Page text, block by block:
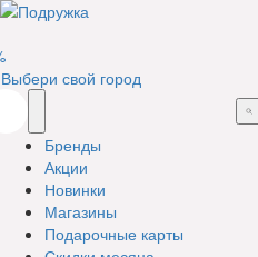
Выбери свой город
Бренды
Акции
Новинки
Магазины
Подарочные карты